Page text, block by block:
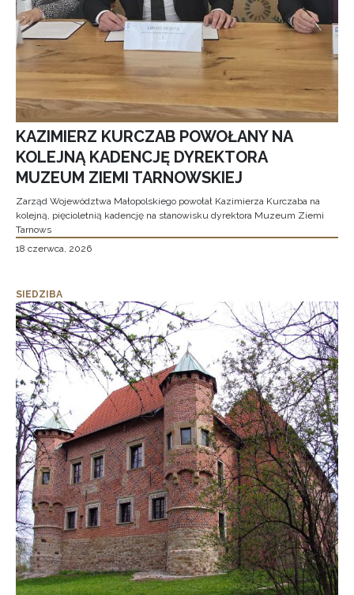
KAZIMIERZ KURCZAB POWOŁANY NA
KOLEJNĄ KADENCJĘ DYREKTORA
MUZEUM ZIEMI TARNOWSKIEJ
Zarząd Województwa Małopolskiego powołał Kazimierza Kurczaba na
kolejną, pięcioletnią kadencję na stanowisku dyrektora Muzeum Ziemi
Tarnows
18 czerwca, 2026
SIEDZIBA